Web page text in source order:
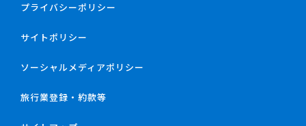
プライバシーポリシー
サイトポリシー
ソーシャルメディアポリシー
旅行業登録・約款等